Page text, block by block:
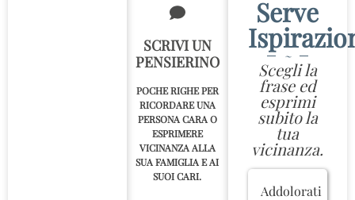
SCRIVI UN
PENSIERINO
POCHE RIGHE PER
RICORDARE UNA
PERSONA CARA O
ESPRIMERE
VICINANZA ALLA
SUA FAMIGLIA E AI
SUOI CARI.
Serve
~
Scegli la
frase ed
esprimi
subito la
tua
vicinanza.
Addolorati